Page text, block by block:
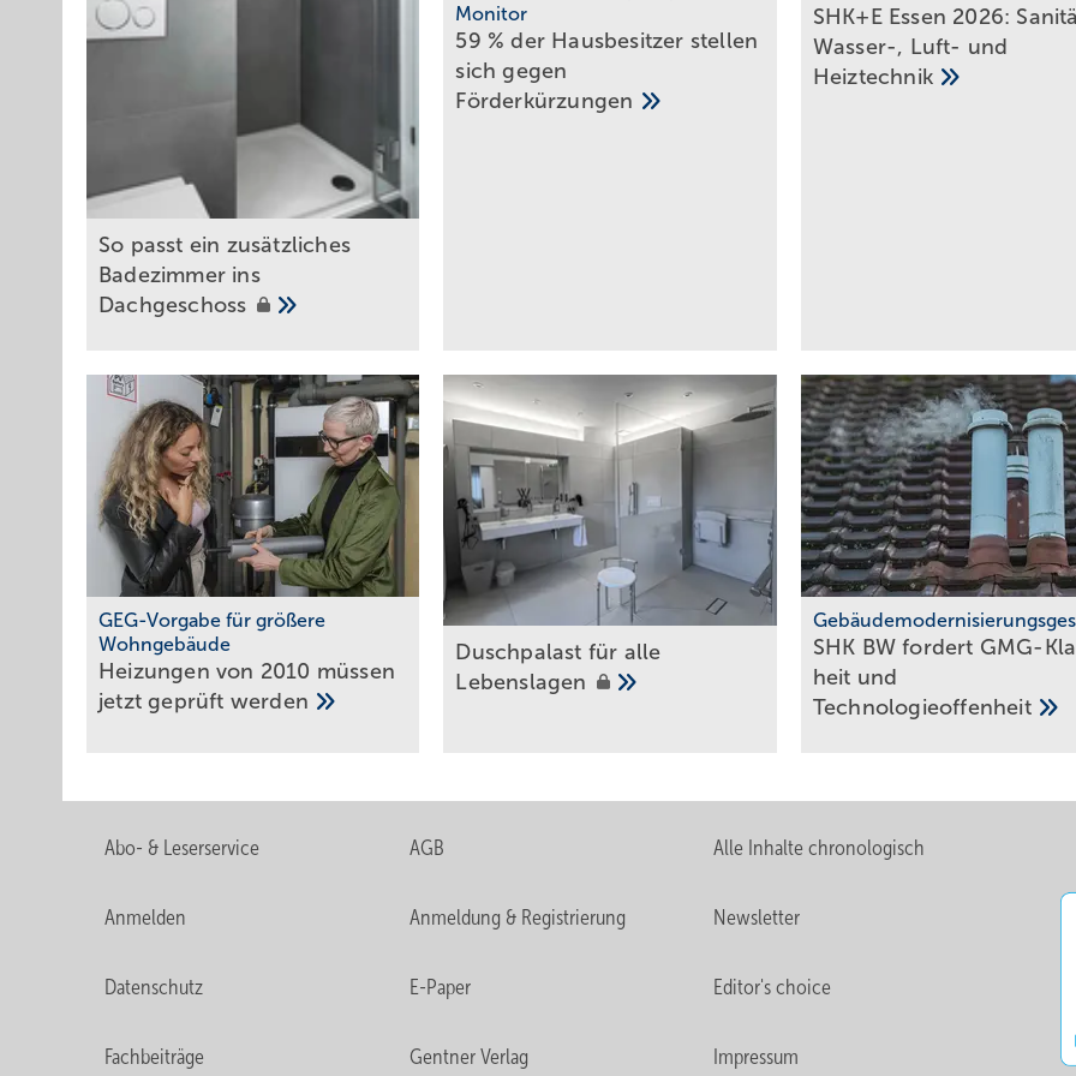
So p asst ein zusätzliches
Badezimmer ins
Dachgeschoss
Monitor
59 % der Haus­be­sit­zer stellen
sich gegen
För­der­kür­zungen
SHK+E Essen 2026:
Wasser-, Luft- und
Heiztechnik
GEG-Vorgabe für größere
Wohngebäude
Heizungen von 2010 müssen
jetzt geprüft werden
Duschpalast für alle
Lebenslagen
SHK BW fordert GMG-
heit und
Tech­no­lo­gie­of­fen­heit
Abo- & Leserservice AGB Alle Inhalte chronologisch
Anmelden Anmeldung & Registrierung Newsletter
Datenschutz E-Paper Editor's choice
Fachbeiträge Gentner Verlag Impressum